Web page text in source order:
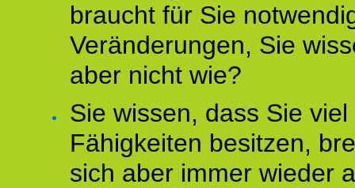
braucht für Sie
Veränderungen, Sie
aber nicht wie?
Sie wissen, dass Sie
Fähigkeiten besitzen,
sich aber immer wieder